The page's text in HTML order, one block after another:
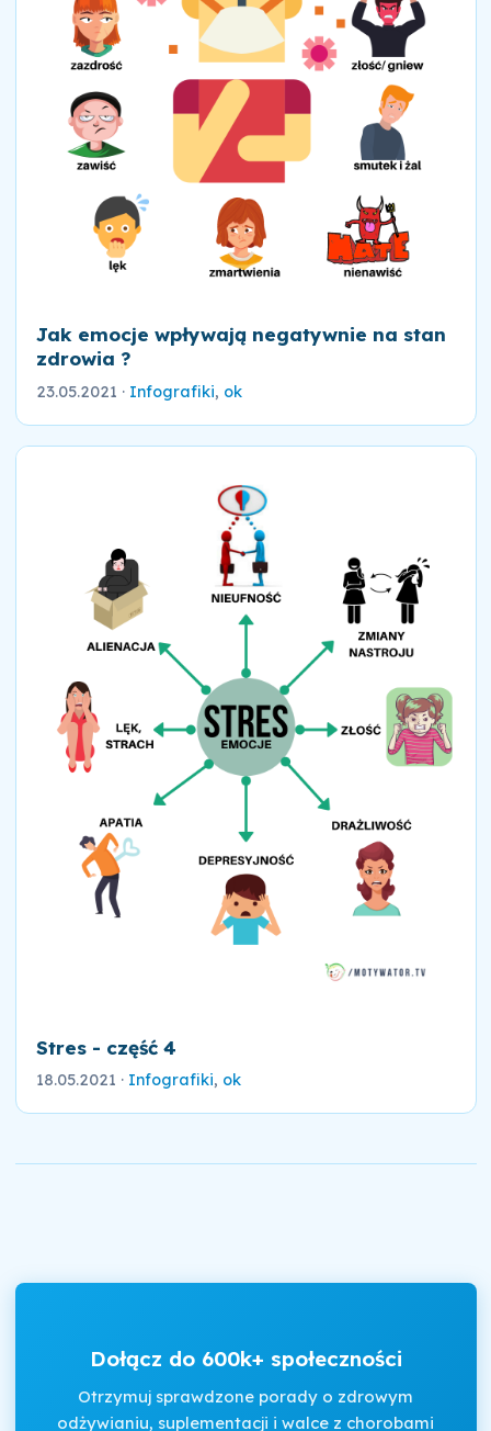
Jak emocje wpływają negatywnie na stan
zdrowia ?
23.05.2021 · Infografiki, ok
Stres - część 4
18.05.2021 · Infografiki, ok
Dołącz do 600k+ społeczności
Otrzymuj sprawdzone porady o zdrowym
odżywianiu, suplementacji i walce z chorobami